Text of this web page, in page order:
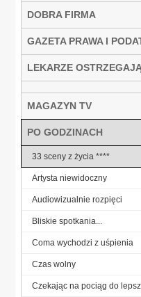
DOBRA FIRMA
GAZETA PRAWA I
LEKARZE
MAGAZYN TV
PO GODZINACH
33 sceny z życia ****
Artysta niewidoczny
Audiowizualnie rozpięci
Bliskie spotkania...
Coma wychodzi z uśpienia
Czas wolny
Czekając na pociąg do